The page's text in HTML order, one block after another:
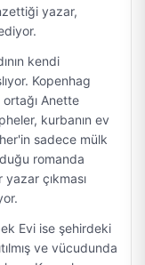
yazar,
kendi
Kopenhag
Anette
kurbanın ev
sadece mülk
romanda
yazar çıkması
Evi ise şehirdeki
ve vücudunda